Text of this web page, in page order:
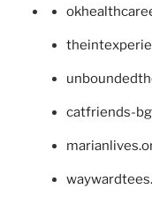
catfriends-